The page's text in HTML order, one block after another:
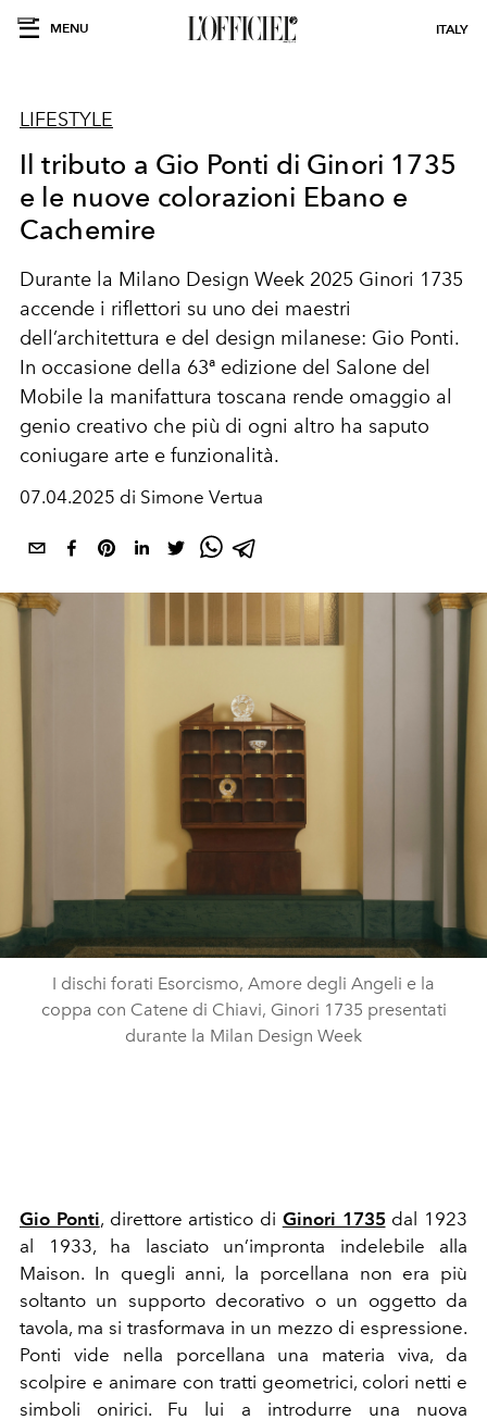
MENU ITALY
LIFESTYLE
Il tributo a Gio Ponti di Ginori 1735
e le nuove colorazioni Ebano e
Cachemire
Durante la Milano Design Week 2025 Ginori 1735
accende i riflettori su uno dei maestri
dell’architettura e del design milanese: Gio Ponti.
In occasione della 63ª edizione del Salone del
Mobile la manifattura toscana rende omaggio al
genio creativo che più di ogni altro ha saputo
coniugare arte e funzionalità.
07.04.2025 di Simone Vertua
I dischi forati Esorcismo, Amore degli Angeli e la
coppa con Catene di Chiavi, Ginori 1735 presentati
durante la Milan Design Week
Gio Ponti, direttore artistico di Ginori 1735 dal 1923
al 1933, ha lasciato un’impronta indelebile alla
Maison. In quegli anni, la porcellana non era più
soltanto un supporto decorativo o un oggetto da
tavola, ma si trasformava in un mezzo di espressione.
Ponti vide nella porcellana una materia viva, da
scolpire e animare con tratti geometrici, colori netti e
simboli onirici. Fu lui a introdurre una nuova